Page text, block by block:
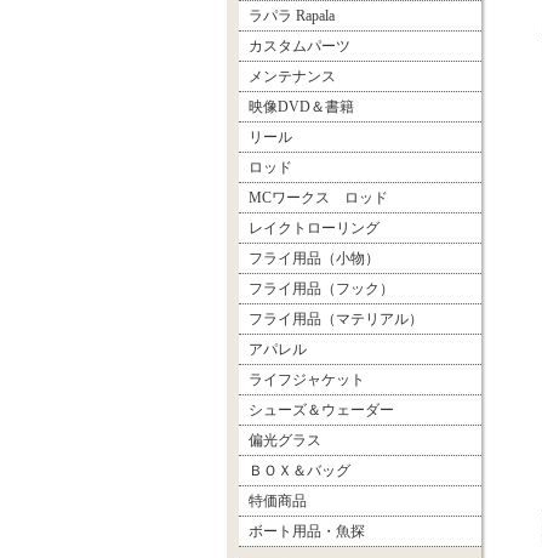
ラパラ Rapala
カスタムパーツ
メンテナンス
映像DVD＆書籍
リール
ロッド
MCワークス ロッド
レイクトローリング
フライ用品（小物）
フライ用品（フック）
フライ用品（マテリアル）
アパレル
ライフジャケット
シューズ＆ウェーダー
偏光グラス
ＢＯＸ＆バッグ
特価商品
ボート用品・魚探